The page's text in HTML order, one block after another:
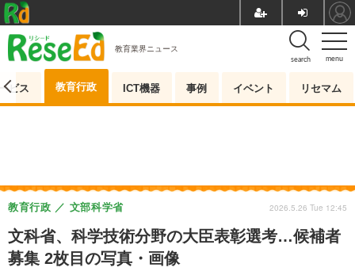
menu
search
教育業界ニュース
ビス 教育行政 ICT機器 事例 イベント リセマム
文科省、科学技術分野の大臣表彰選考…候補者
募集 2枚目の写真・画像
教育行政 文部科学省 2026.5.26 Tue 12:45